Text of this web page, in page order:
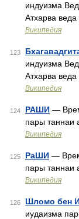
индуизма
Атхарва
Википедия
123
индуизма
Атхарва
Википедия
124 РАШИ —
пары таннаи
Википедия
125 РаШИ —
пары таннаи
Википедия
126 Шломо бен
иудаизма